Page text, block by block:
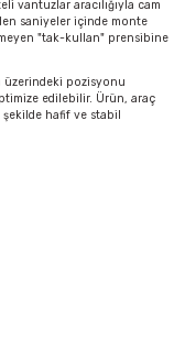
vantuzlar aracılığıyla cam
saniyeler içinde monte
"tak-kullan" prensibine
üzerindeki pozisyonu
edilebilir. Ürün, araç
hafif ve stabil